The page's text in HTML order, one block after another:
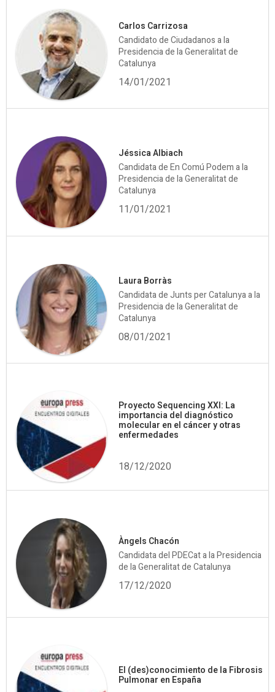
Carlos Carrizosa
Candidato de Ciudadanos a la
Presidencia de la Generalitat de
Catalunya
14/01/2021
Jéssica Albiach
Candidata de En Comú Podem a la
Presidencia de la Generalitat de
Catalunya
11/01/2021
Laura Borràs
Candidata de Junts per Catalunya a la
Presidencia de la Generalitat de
Catalunya
08/01/2021
Proyecto Sequencing XXI: La
importancia del diagnóstico
molecular en el cáncer y otras
enfermedades
18/12/2020
Àngels Chacón
Candidata del PDECat a la Presidencia
de la Generalitat de Catalunya
17/12/2020
El (des)conocimiento de la Fibrosis
Pulmonar en España